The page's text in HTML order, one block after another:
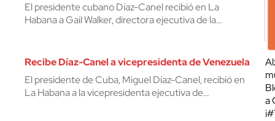
El presidente cubano Díaz-Canel recibió en La
Habana a Gail Walker, directora ejecutiva de la…
Recibe Díaz-Canel a vicepresidenta de Venezuela
El presidente de Cuba, Miguel Díaz-Canel, recibió en
La Habana a la vicepresidenta ejecutiva de…
a